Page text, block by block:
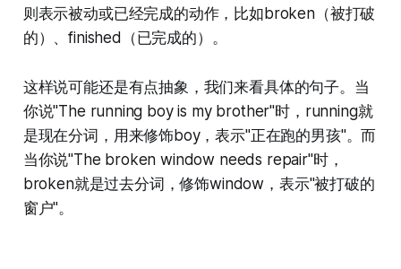
则表示被动或已经完成的动作，比如broken（被打破
的）、finished（已完成的）。
这样说可能还是有点抽象，我们来看具体的句子。当
你说"The running boy is my brother"时，running就
是现在分词，用来修饰boy，表示"正在跑的男孩"。而
当你说"The broken window needs repair"时，
broken就是过去分词，修饰window，表示"被打破的
窗户"。